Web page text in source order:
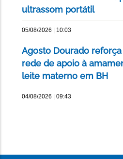
ultrassom portátil
05/08/2026 | 10:03
Agosto Dourado
rede de apoio à
leite materno em BH
04/08/2026 | 09:43